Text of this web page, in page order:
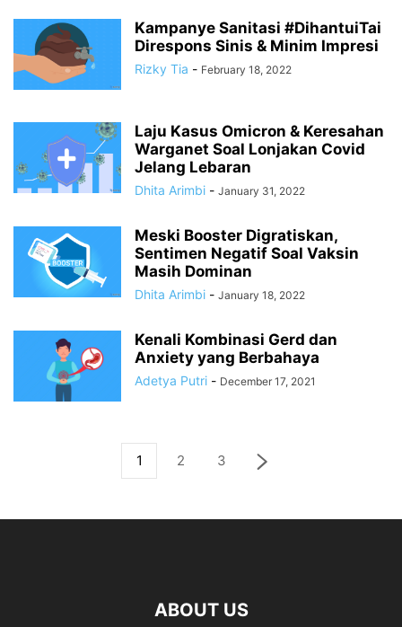
Kampanye Sanitasi #DihantuiTai
Direspons Sinis & Minim Impresi
Rizky Tia - February 18, 2022
Laju Kasus Omicron & Keresahan
Warganet Soal Lonjakan Covid
Jelang Lebaran
Dhita Arimbi - January 31, 2022
Meski Booster Digratiskan,
Sentimen Negatif Soal Vaksin
Masih Dominan
Dhita Arimbi - January 18, 2022
Kenali Kombinasi Gerd dan
Anxiety yang Berbahaya
Adetya Putri - December 17, 2021
1 2 3
ABOUT US